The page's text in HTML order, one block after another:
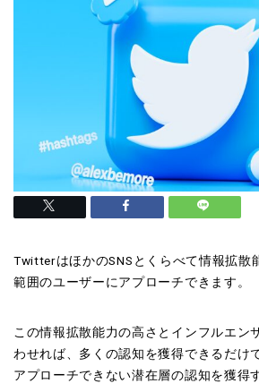
TwitterはほかのSNSとくらべて情報拡散
範囲のユーザーにアプローチできます。
この情報拡散能力の高さとインフルエン
わせれば、多くの認知を獲得できるだけ
アプローチできない潜在層の認知を獲得